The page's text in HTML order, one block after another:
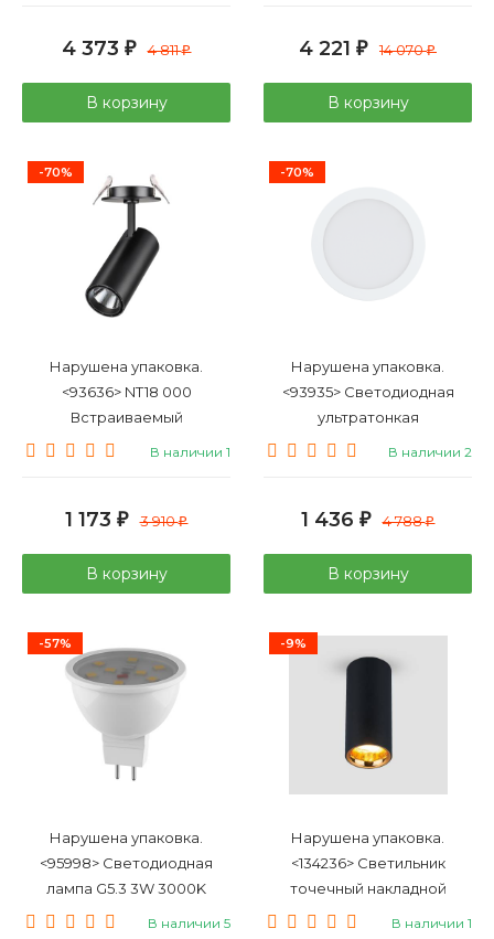
4 373 ₽ 4 811₽
В корзину
4 221 ₽ 14 070₽
В корзину
-70%
Нарушена упаковка.
<93636> NT18 000
Встраиваемый
светодиодный светильник-
В наличии 1
1 173 ₽ 3 910₽
В корзину
-70%
Нарушена упаковка.
<93935> Светодиодная
ультратонкая
встраиваемая панель Eglo
В наличии 2
1 436 ₽ 4 788₽
В корзину
-57%
Нарушена упаковка.
<95998> Светодиодная
лампа G5.3 3W 3000K
(теплый) MR11 LED Lightstar
В наличии 5
-9%
Нарушена упаковка.
<134236> Светильник
точечный накладной
светодиодный
В наличии 1